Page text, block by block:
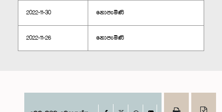
2022-11-30 නොපැමිණි
2022-11-26 නොපැමිණි